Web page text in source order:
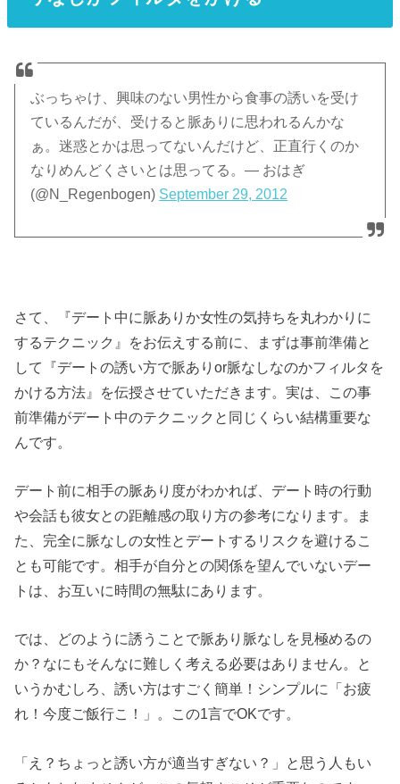
ぶっちゃけ、興味のない男性から食事の誘いを受け
ているんだが、受けると脈ありに思われるんかな
ぁ。迷惑とかは思ってないんだけど、正直行くのか
なりめんどくさいとは思ってる。— おはぎ
(@N_Regenbogen) September 29, 2012
さて、『デート中に脈ありか女性の気持ちを丸わかりに
するテクニック』をお伝えする前に、まずは事前準備と
して『デートの誘い方で脈ありor脈なしなのかフィルタを
かける方法』を伝授させていただきます。実は、この事
前準備がデート中のテクニックと同じくらい結構重要な
んです。
デート前に相手の脈あり度がわかれば、デート時の行動
や会話も彼女との距離感の取り方の参考になります。ま
た、完全に脈なしの女性とデートするリスクを避けるこ
とも可能です。相手が自分との関係を望んでいないデー
トは、お互いに時間の無駄にあります。
では、どのように誘うことで脈あり脈なしを見極めるの
か？なにもそんなに難しく考える必要はありません。と
いうかむしろ、誘い方はすごく簡単！シンプルに「お疲
れ！今度ご飯行こ！」。この1言でOKです。
「え？ちょっと誘い方が適当すぎない？」と思う人もい